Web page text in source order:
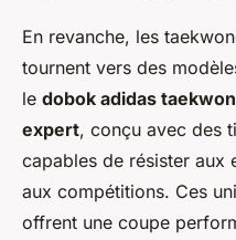
En revanche, les
tournent vers des
le dobok adidas
expert, conçu avec des
capables de résister aux
aux compétitions. Ces
offrent une coupe